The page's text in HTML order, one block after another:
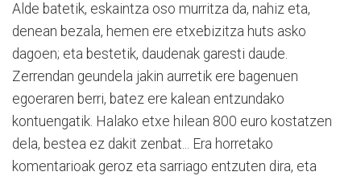
Alde batetik, eskaintza oso murritza da, nahiz eta,
denean bezala, hemen ere etxebizitza huts asko
dagoen; eta bestetik, daudenak garesti daude.
Zerrendan geundela jakin aurretik ere bagenuen
egoeraren berri, batez ere kalean entzundako
kontuengatik. Halako etxe hilean 800 euro kostatzen
dela, bestea ez dakit zenbat... Era horretako
komentarioak geroz eta sarriago entzuten dira, eta